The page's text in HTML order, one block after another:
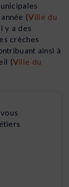
(Ville du
y a des
crèches
ainsi à
(Ville du